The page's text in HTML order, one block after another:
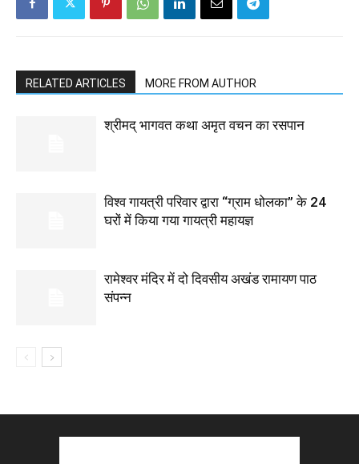
RELATED ARTICLES MORE FROM AUTHOR
श्रीमद् भागवत कथा अमृत वचन का रसपान
विश्व गायत्री परिवार द्वारा “ग्राम धोलका” के 24
घरों में किया गया गायत्री महायज्ञ
रामेश्वर मंदिर में दो दिवसीय अखंड रामायण पाठ
संपन्न